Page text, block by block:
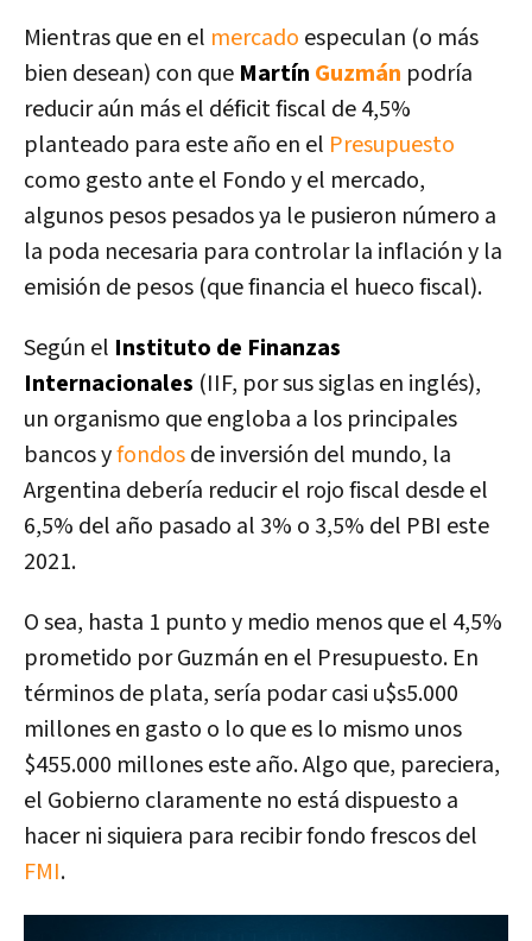
Mientras que en el mercado especulan (o más
bien desean) con que Martín Guzmán podría
reducir aún más el déficit fiscal de 4,5%
planteado para este año en el Presupuesto
como gesto ante el Fondo y el mercado,
algunos pesos pesados ya le pusieron número a
la poda necesaria para controlar la inflación y la
emisión de pesos (que financia el hueco fiscal).
Según el Instituto de Finanzas
Internacionales (IIF, por sus siglas en inglés),
un organismo que engloba a los principales
bancos yfondosde inversión del mundo, la
Argentina debería reducir el rojo fiscal desde el
6,5% del año pasado al 3% o 3,5% del PBI este
2021.
O sea, hasta 1 punto y medio menos que el 4,5%
prometido por Guzmán en el Presupuesto. En
términos de plata, sería podar casi u$s5.000
millones en gasto o lo que es lo mismo unos
$455.000 millones este año. Algo que, pareciera,
el Gobierno claramente no está dispuesto a
hacer ni siquiera para recibir fondo frescos del
FMI.